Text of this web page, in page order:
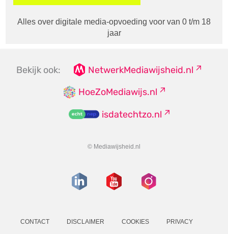
Alles over digitale media-opvoeding voor van 0 t/m 18
jaar
Bekijk ook:
NetwerkMediawijsheid.nl
HoeZoMediawijs.nl
isdatechtzo.nl
© Mediawijsheid.nl
CONTACT DISCLAIMER COOKIES PRIVACY